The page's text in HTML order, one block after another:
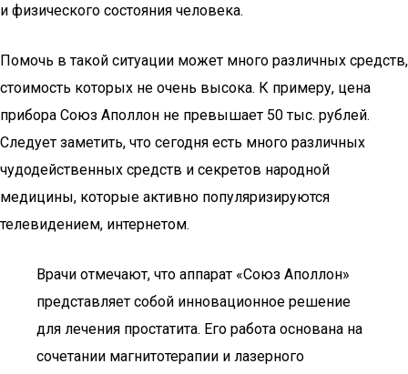
и физического состояния человека.
Помочь в такой ситуации может много различных средств,
стоимость которых не очень высока. К примеру, цена
прибора Союз Аполлон не превышает 50 тыс. рублей.
Следует заметить, что сегодня есть много различных
чудодейственных средств и секретов народной
медицины, которые активно популяризируются
телевидением, интернетом.
Врачи отмечают, что аппарат «Союз Аполлон»
представляет собой инновационное решение
для лечения простатита. Его работа основана на
сочетании магнитотерапии и лазерного